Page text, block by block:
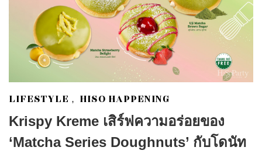
LIFESTYLE , HISO HAPPENING
Krispy Kreme เสิร์ฟความอร่อยของ
‘Matcha Series Doughnuts’ กับโดนัท